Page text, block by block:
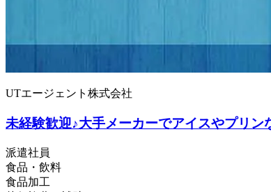
UTエージェント株式会社
未経験歓迎♪大手メーカーでアイスやプリ
派遣社員
食品・飲料
食品加工